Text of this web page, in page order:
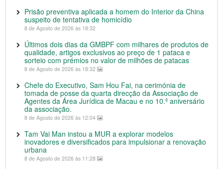
Prisão preventiva aplicada a homem do Interior da China
suspeito de tentativa de homicídio
8 de Agosto de 2026 às 18:32
Últimos dois dias da GMBPF com milhares de produtos de
qualidade, artigos exclusivos ao preço de 1 pataca e
sorteio com prémios no valor de milhões de patacas
8 de Agosto de 2026 às 18:32
Chefe do Executivo, Sam Hou Fai, na cerimónia de
tomada de posse da quarta direcção da Associação de
Agentes da Área Jurídica de Macau e no 10.º aniversário
da associação.
8 de Agosto de 2026 às 12:04
Tam Vai Man instou a MUR a explorar modelos
inovadores e diversificados para impulsionar a renovação
urbana
8 de Agosto de 2026 às 11:28